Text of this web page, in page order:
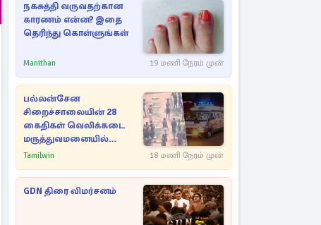
நகசுத்தி வருவதற்கான
காரணம் என்ன? இதை
தெரிந்து கொள்ளுங்கள்
Manithan 19 மணி நேரம் முன்
பல்லன்சேன
சிறைச்சாலையின் 28
கைதிகள் வெலிக்கடை
மருத்துவமனையில்
அனுமதி
Tamilwin 18 மணி நேரம் முன்
GDN திரை விமர்சனம்